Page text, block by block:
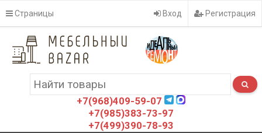
Страницы Вход Регистрация
+7(968)409-59-07
+7(985)383-73-97
+7(499)390-78-93